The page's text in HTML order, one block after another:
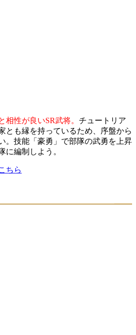
相性が良いSR武将。 チュートリア
とも縁を持っているため、序盤から
。技能「豪勇」で部隊の武勇を上昇
に編制しよう。
ちら